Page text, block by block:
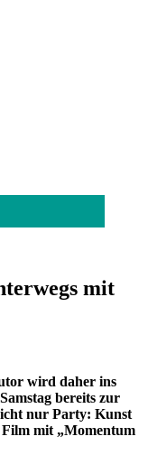
mit
wird daher ins
bereits zur
nur Party: Kunst
mit „Momentum